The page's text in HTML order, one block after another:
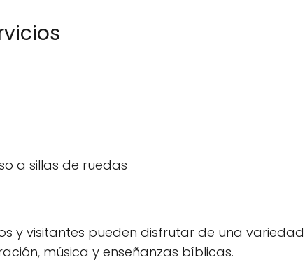
a sillas de ruedas
y visitantes pueden disfrutar de una
música y enseñanzas bíblicas.